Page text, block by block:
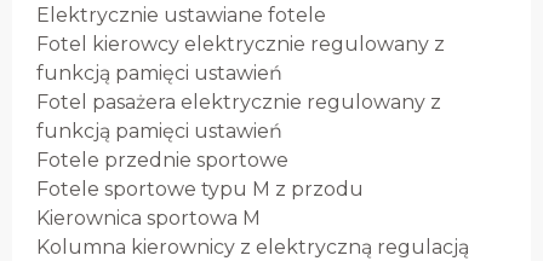
Elektrycznie ustawiane fotele
Fotel kierowcy elektrycznie regulowany z
funkcją pamięci ustawień
Fotel pasażera elektrycznie regulowany z
funkcją pamięci ustawień
Fotele przednie sportowe
Fotele sportowe typu M z przodu
Kierownica sportowa M
Kolumna kierownicy z elektryczną regulacją